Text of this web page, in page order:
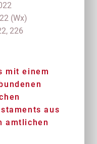
(Wx)
226
mit einem
aus
amtlichen